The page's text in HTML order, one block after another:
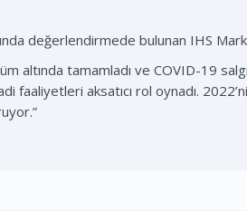
değerlendirmede bulunan IHS
altında tamamladı ve COVID-19
aksatıcı rol oynadı.